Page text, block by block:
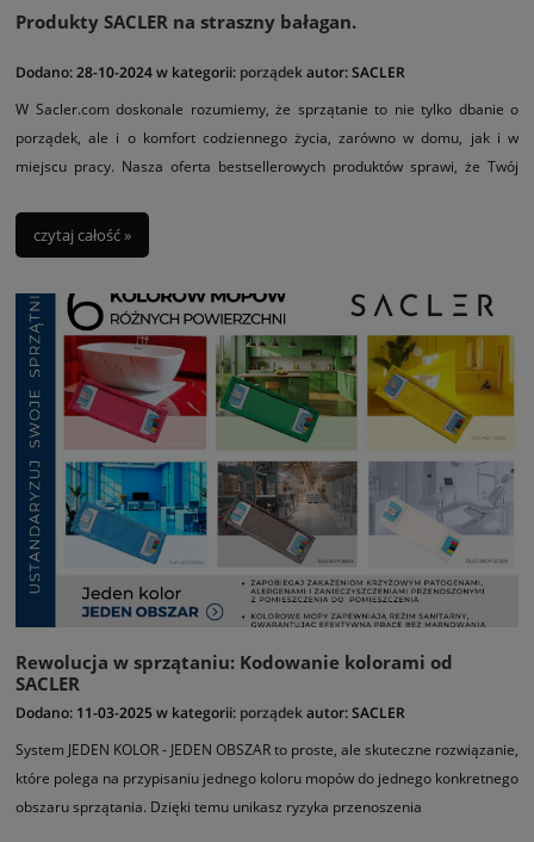
Produkty SACLER na straszny bałagan.
Dodano:28-10-2024w kategorii: porządekautor:SACLER
W Sacler.com doskonale rozumiemy, że sprzątanie to nie tylko dbanie o
porządek, ale i o komfort codziennego życia, zarówno w domu, jak i w
miejscu pracy. Nasza oferta bestsellerowych produktów sprawi, że Twój
profesjonalnym sprzętom i akcesoriom każda czynność sprzątająca stanie
się łatwiejsza i bardziej efektywna.
czytaj całość »
Rewolucja w sprzątaniu: Kodowanie kolorami od
SACLER
Dodano: 11-03-2025 w kategorii: porządekautor:SACLER
System JEDEN KOLOR - JEDEN OBSZAR to proste, ale skuteczne rozwiązanie,
które polega na przypisaniu jednego koloru mopów do jednego konkretnego
obszaru sprzątania. Dzięki temu unikasz ryzyka przenoszenia